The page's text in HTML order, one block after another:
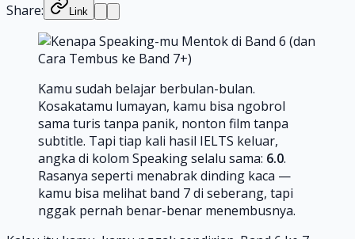
Share:
Link
Kamu sudah belajar berbulan-bulan.
Kosakatamu lumayan, kamu bisa ngobrol
sama turis tanpa panik, nonton film tanpa
subtitle. Tapi tiap kali hasil IELTS keluar,
angka di kolom Speaking selalu sama: 6.0.
Rasanya seperti menabrak dinding kaca —
kamu bisa melihat band 7 di seberang, tapi
nggak pernah benar-benar menembusnya.